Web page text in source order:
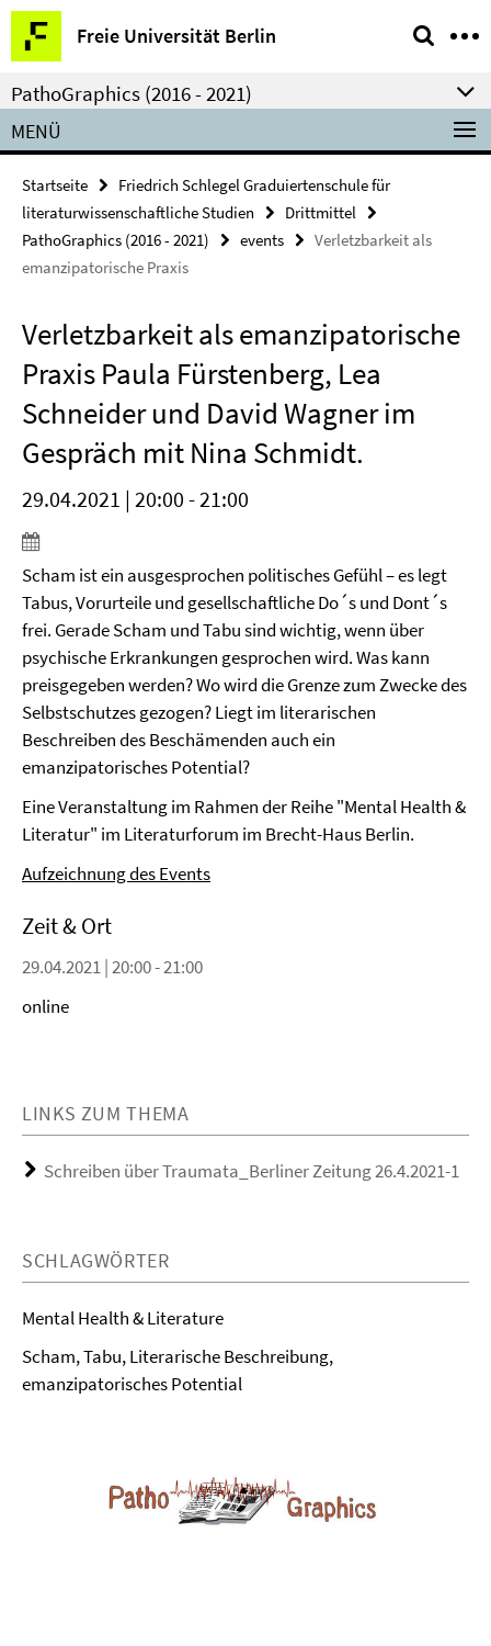
Springe
direkt
zu
Inhalt
Freie Universität Berlin
Service-
Navigation
PathoGraphics (2016 - 2021)
MENÜ
Startseite
Friedrich Schlegel Graduiertenschule für
literaturwissenschaftliche Studien
Drittmittel
PathoGraphics (2016 - 2021)
events
Verletzbarkeit als
emanzipatorische Praxis
Verletzbarkeit als emanzipatorische
Praxis Paula Fürstenberg, Lea
Schneider und David Wagner im
Gespräch mit Nina Schmidt.
29.04.2021 | 20:00 - 21:00
Scham ist ein ausgesprochen politisches Gefühl – es legt
Tabus, Vorurteile und gesellschaftliche Do´s und Dont´s
frei. Gerade Scham und Tabu sind wichtig, wenn über
psychische Erkrankungen gesprochen wird. Was kann
preisgegeben werden? Wo wird die Grenze zum Zwecke des
Selbstschutzes gezogen? Liegt im literarischen
Beschreiben des Beschämenden auch ein
emanzipatorisches Potential?
Eine Veranstaltung im Rahmen der Reihe "Mental Health &
Literatur" im Literaturforum im Brecht-Haus Berlin.
Aufzeichnung des Events
Zeit & Ort
29.04.2021 | 20:00 - 21:00
online
LINKS ZUM THEMA
Schreiben über Traumata_Berliner Zeitung 26.4.2021-1
SCHLAGWÖRTER
Mental Health & Literature
Scham, Tabu, Literarische Beschreibung,
emanzipatorisches Potential